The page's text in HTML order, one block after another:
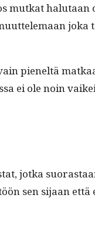
mutkat
pieneltä
ei ole noin
jot­ka
sen sijaan